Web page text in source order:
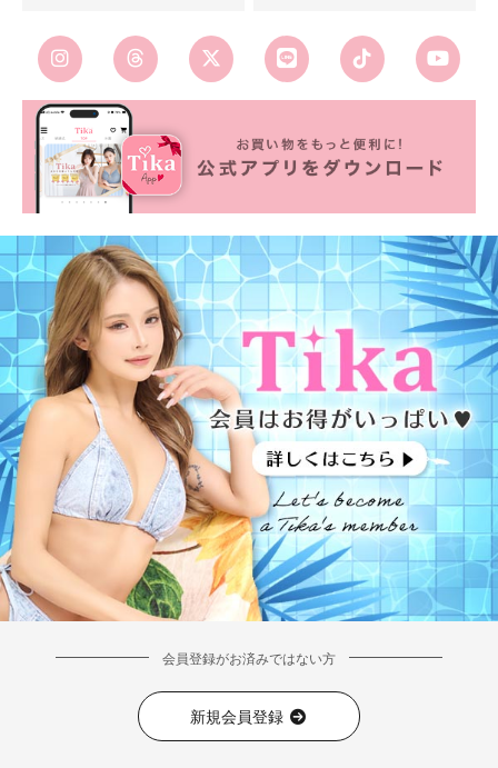
会員登録がお済みではない方
新規会員登録